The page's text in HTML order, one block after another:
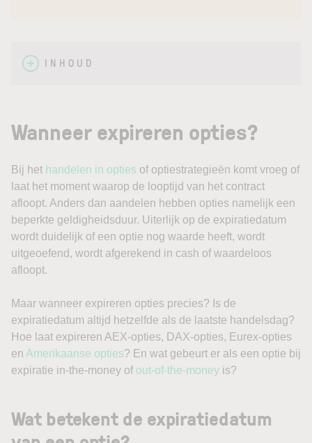
INHOUD
Wanneer expireren opties?
Bij het handelen in opties of optiestrategieën komt vroeg of
laat het moment waarop de looptijd van het contract
afloopt. Anders dan aandelen hebben opties namelijk een
beperkte geldigheidsduur. Uiterlijk op de expiratiedatum
wordt duidelijk of een optie nog waarde heeft, wordt
uitgeoefend, wordt afgerekend in cash of waardeloos
afloopt.
Maar wanneer expireren opties precies? Is de
expiratiedatum altijd hetzelfde als de laatste handelsdag?
Hoe laat expireren AEX-opties, DAX-opties, Eurex-opties
en Amerikaanse opties? En wat gebeurt er als een optie bij
expiratie in-the-money of out-of-the-money is?
Wat betekent de expiratiedatum